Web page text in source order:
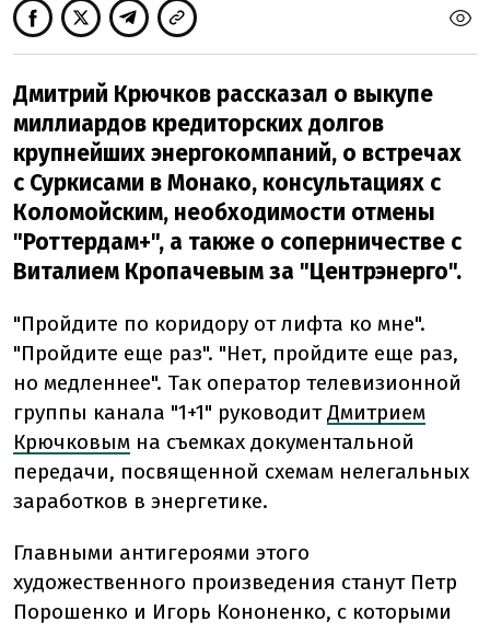
Дмитрий Крючков рассказал о выкупе
миллиардов кредиторских долгов
крупнейших энергокомпаний, о встречах
с Суркисами в Монако, консультациях с
Коломойским, необходимости отмены
"Роттердам+", а также о соперничестве с
Виталием Кропачевым за "Центрэнерго".
"Пройдите по коридору от лифта ко мне".
"Пройдите еще раз". "Нет, пройдите еще раз,
но медленнее". Так оператор телевизионной
группы канала "1+1" руководитДмитрием
Крючковым на съемках документальной
передачи, посвященной схемам нелегальных
заработков в энергетике.
Главными антигероями этого
художественного произведения станут Петр
Порошенко и Игорь Кононенко, с которыми